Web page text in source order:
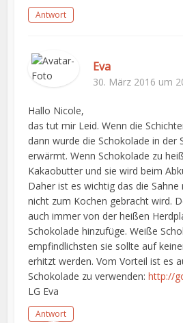
Antwort
Eva
30. März 2016 um
Hallo Nicole,
das tut mir Leid. Wenn die
dann wurde die Schokolade in der
erwärmt. Wenn Schokolade zu
Kakaobutter und sie wird beim
Daher ist es wichtig das die
nicht zum Kochen gebracht wird.
auch immer von der heißen
Schokolade hinzufüge. Weiße
empfindlichsten sie sollte auf
erhitzt werden. Vom Vorteil ist es
Schokolade zu verwenden:http://
LG Eva
Antwort